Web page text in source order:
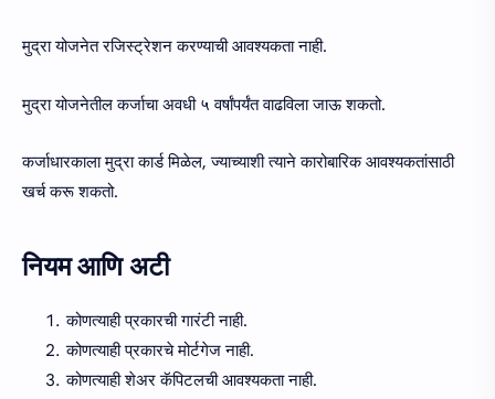
मुद्रा योजनेत रजिस्ट्रेशन करण्याची आवश्यकता नाही.
मुद्रा योजनेतील कर्जाचा अवधी ५ वर्षांपर्यंत वाढविला जाऊ शकतो.
कर्जाधारकाला मुद्रा कार्ड मिळेल, ज्याच्याशी त्याने कारोबारिक आवश्यकतांसाठी
खर्च करू शकतो.
नियम आणि अटी
कोणत्याही प्रकारची गारंटी नाही.
कोणत्याही प्रकारचे मोर्टगेज नाही.
कोणत्याही शेअर कॅपिटलची आवश्यकता नाही.